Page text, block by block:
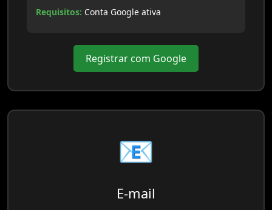
Requisitos: Conta Google ativa
Registrar com Google
📧
E-mail